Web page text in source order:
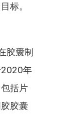
标。
胶囊制
2020年
括片
胶囊